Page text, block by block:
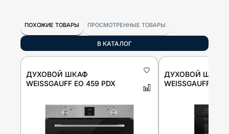
ПОХОЖИЕ ТОВАРЫ ПРОСМОТРЕННЫЕ ТОВАРЫ
В КАТАЛОГ
ДУХОВОЙ ШКАФ
WEISSGAUFF EO 459 PDX
ДУХОВОЙ ШКАФ
WEISSGAUFF